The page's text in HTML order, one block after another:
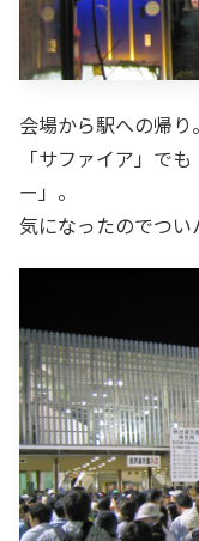
会場から駅への帰り。
「サファイア」で
ー」。
気になったのでつ